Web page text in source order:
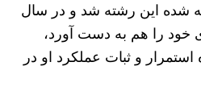
شده این رشته شد و در سال
خود را هم به دست آورد،
و ثبات عملکرد او در